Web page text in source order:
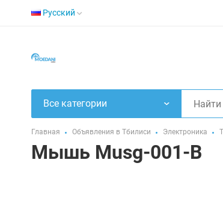
Русский
Все категории
Главная Объявления в Тбилиси Электроника
Мышь Musg-001-B